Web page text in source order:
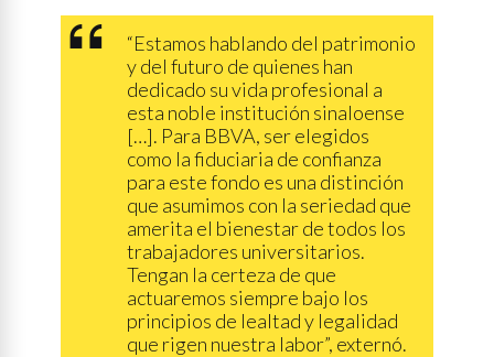
“Estamos hablando del patrimonio
y del futuro de quienes han
dedicado su vida profesional a
esta noble institución sinaloense
[…]. Para BBVA, ser elegidos
como la fiduciaria de confianza
para este fondo es una distinción
que asumimos con la seriedad que
amerita el bienestar de todos los
trabajadores universitarios.
Tengan la certeza de que
actuaremos siempre bajo los
principios de lealtad y legalidad
que rigen nuestra labor”, externó.